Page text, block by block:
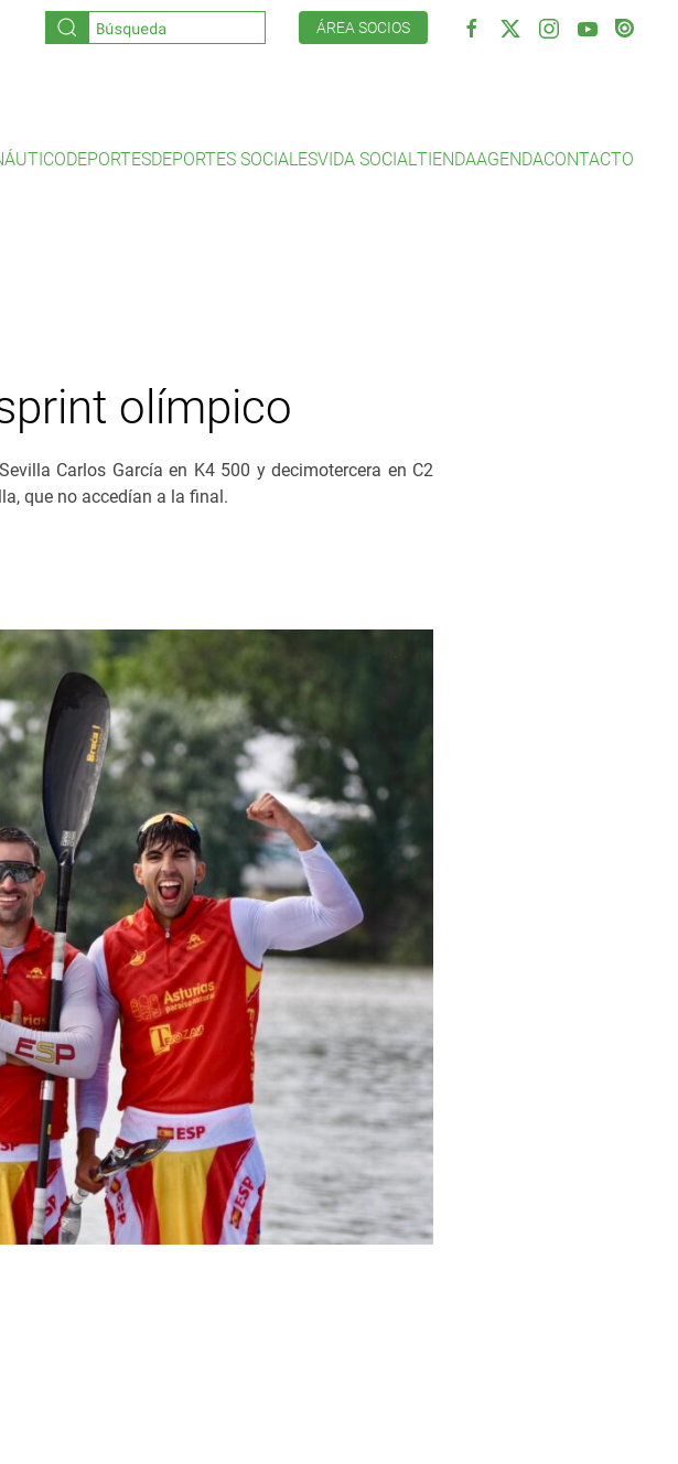
ÁREA SOCIOS
DEPORTESDEPORTES SOCIALESVIDA SOCIALTIENDAAGENDACONTACTO
olímpico
Carlos García en K4 500 y decimotercera en C2
que no accedían a la final.